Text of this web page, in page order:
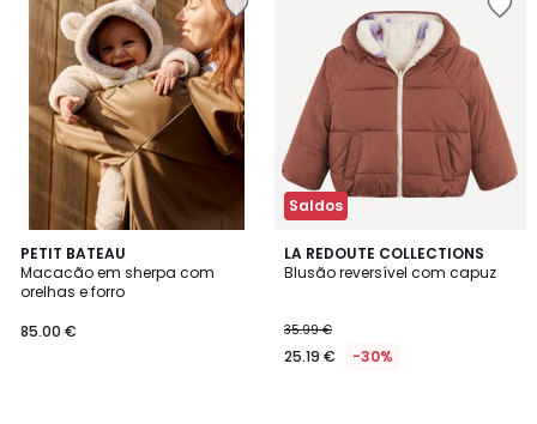
PETIT BATEAU
Macacão em sherpa com
orelhas e forro
85.00 €
Saldos
LA REDOUTE COLLECTIONS
Blusão reversível com capuz
35.99 €
25.19 € -30%